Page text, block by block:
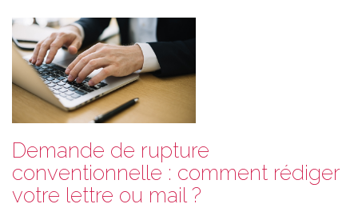
Demande de rupture
conventionnelle : comment rédiger
votre lettre ou mail ?